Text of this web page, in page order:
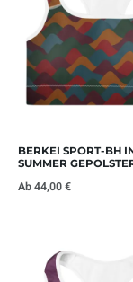
BERKEI SPORT-BH
SUMMER
Ab44,00€